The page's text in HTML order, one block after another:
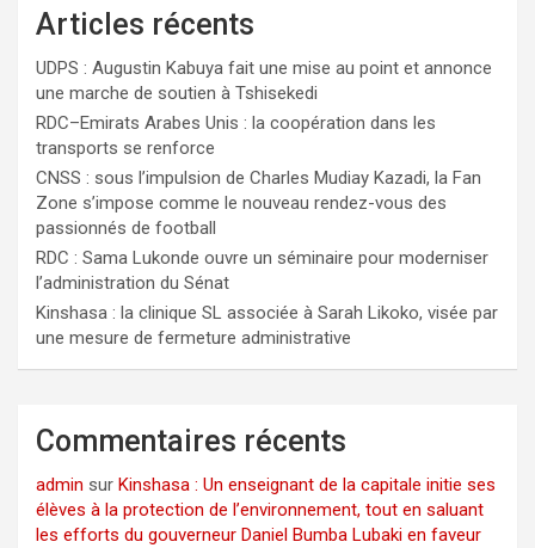
Articles récents
UDPS : Augustin Kabuya fait une mise au point et annonce
une marche de soutien à Tshisekedi
RDC–Emirats Arabes Unis : la coopération dans les
transports se renforce
CNSS : sous l’impulsion de Charles Mudiay Kazadi, la Fan
Zone s’impose comme le nouveau rendez-vous des
passionnés de football
RDC : Sama Lukonde ouvre un séminaire pour moderniser
l’administration du Sénat
Kinshasa : la clinique SL associée à Sarah Likoko, visée par
une mesure de fermeture administrative
Commentaires récents
admin sur Kinshasa : Un enseignant de la capitale initie ses
élèves à la protection de l’environnement, tout en saluant
les efforts du gouverneur Daniel Bumba Lubaki en faveur